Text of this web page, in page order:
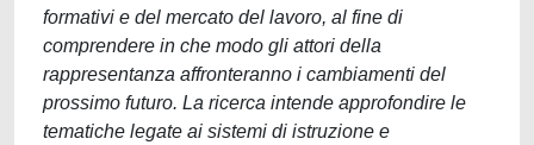
formativi e del mercato del lavoro, al fine di
comprendere in che modo gli attori della
rappresentanza affronteranno i cambiamenti del
prossimo futuro. La ricerca intende approfondire le
tematiche legate ai sistemi di istruzione e